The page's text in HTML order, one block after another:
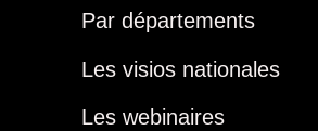
Par départements
Les visios nationales
Les webinaires